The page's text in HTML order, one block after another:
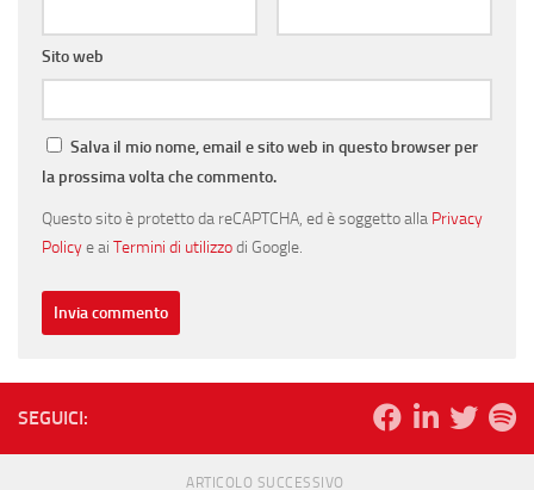
Sito web
Salva il mio nome, email e sito web in questo browser per
la prossima volta che commento.
Questo sito è protetto da reCAPTCHA, ed è soggetto alla Privacy
Policye ai Termini di utilizzodi Google.
SEGUICI:
ARTICOLO SUCCESSIVO